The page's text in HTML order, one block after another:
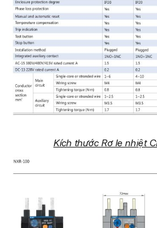
Kích thước Rơ le nhiệt